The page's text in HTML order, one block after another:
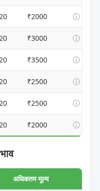
₹2000 ⓘ
₹3000 ⓘ
₹3500 ⓘ
₹2500 ⓘ
₹2500 ⓘ
₹2000 ⓘ
अधिकतम मूल्य